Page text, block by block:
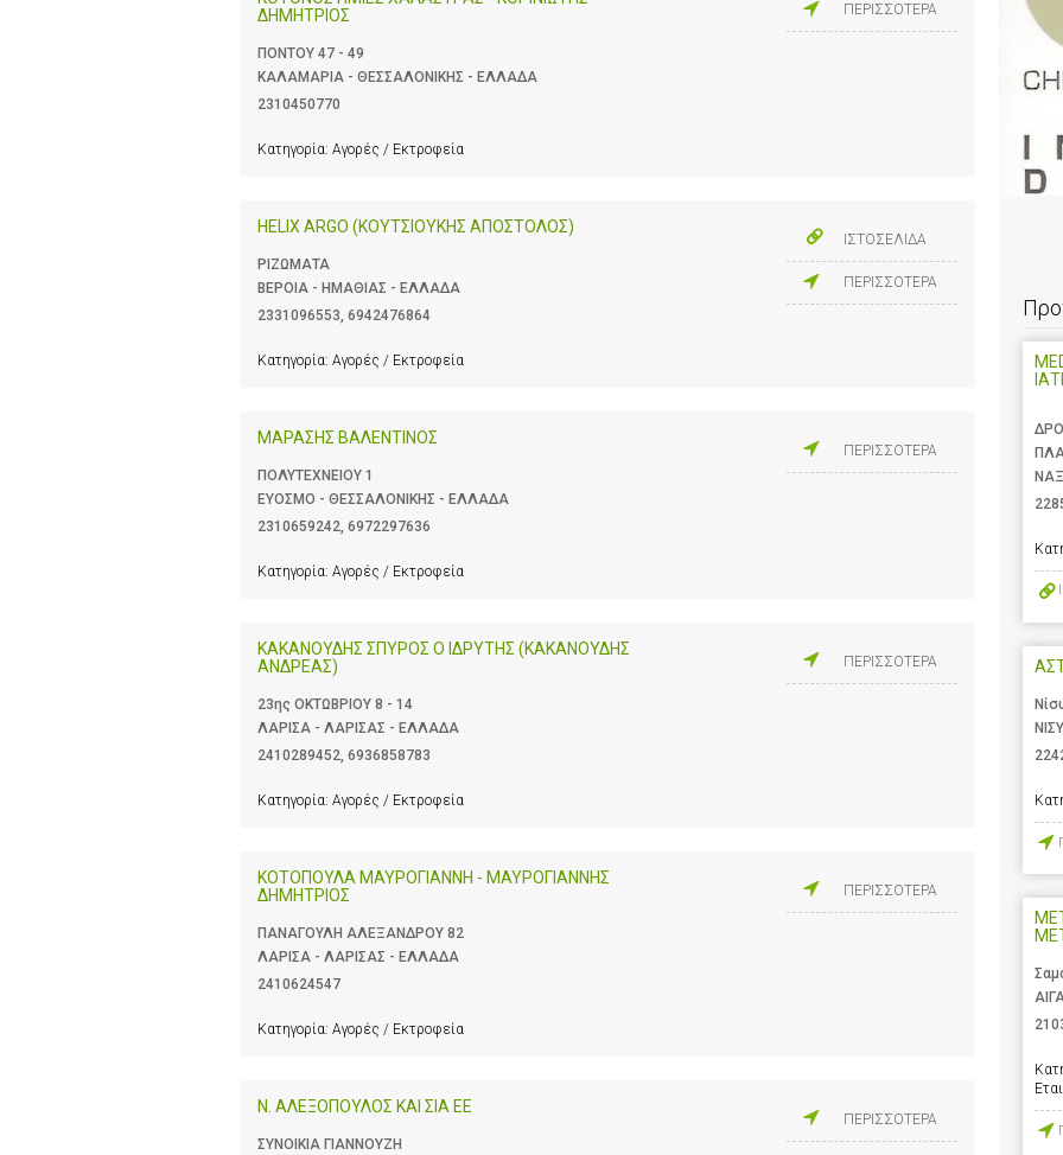
ΔΗΜΗΤΡΙΟΣ
ΠΟΝΤΟΥ 47 - 49
ΚΑΛΑΜΑΡΙΑ - ΘΕΣΣΑΛΟΝΙΚΗΣ - ΕΛΛΑΔΑ
2310450770
Κατηγορία: Αγορές / Εκτροφεία
ΠΕΡΙΣΣΟΤΕΡΑ
HELIX ARGO (ΚΟΥΤΣΙΟΥΚΗΣ ΑΠΟΣΤΟΛΟΣ)
ΡΙΖΩΜΑΤΑ
ΒΕΡΟΙΑ - ΗΜΑΘΙΑΣ - ΕΛΛΑΔΑ
2331096553 6942476864
Κατηγορία: Αγορές / Εκτροφεία
ΙΣΤΟΣΕΛΙΔΑ
ΠΕΡΙΣΣΟΤΕΡΑ
ΜΑΡΑΣΗΣ ΒΑΛΕΝΤΙΝΟΣ
ΠΟΛΥΤΕΧΝΕΙΟΥ 1
ΕΥΟΣΜΟ - ΘΕΣΣΑΛΟΝΙΚΗΣ - ΕΛΛΑΔΑ
2310659242, 6972297636
Κατηγορία: Αγορές / Εκτροφεία
ΠΕΡΙΣΣΟΤΕΡΑ
ΚΑΚΑΝΟΥΔΗΣ ΣΠΥΡΟΣ Ο ΙΔΡΥΤΗΣ (ΚΑΚΑΝΟΥΔΗΣ
ΑΝΔΡΕΑΣ)
23ης ΟΚΤΩΒΡΙΟΥ 8 - 14
ΛΑΡΙΣΑ - ΛΑΡΙΣΑΣ - ΕΛΛΑΔΑ
2410289452, 6936858783
Κατηγορία: Αγορές / Εκτροφεία
ΠΕΡΙΣΣΟΤΕΡΑ
ΚΟΤΟΠΟΥΛΑ ΜΑΥΡΟΓΙΑΝΝΗ - ΜΑΥΡΟΓΙΑΝΝΗΣ
ΔΗΜΗΤΡΙΟΣ
ΠΑΝΑΓΟΥΛΗ ΑΛΕΞΑΝΔΡΟΥ 82
ΛΑΡΙΣΑ - ΛΑΡΙΣΑΣ - ΕΛΛΑΔΑ
2410624547
Κατηγορία: Αγορές / Εκτροφεία
ΠΕΡΙΣΣΟΤΕΡΑ
Ν. ΑΛΕΞΟΠΟΥΛΟΣ ΚΑΙ ΣΙΑ ΕΕ
ΣΥΝΟΙΚΙΑ ΓΙΑΝΝΟΥΖΗ
ΠΕΡΙΣΣΟΤΕΡΑ